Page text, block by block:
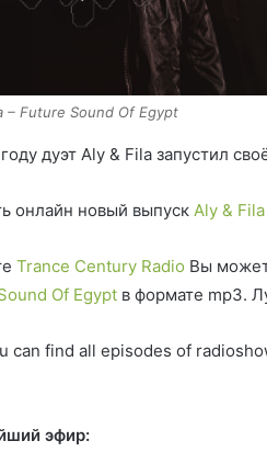
– Future Sound Of Egypt
дуэт Aly & Fila запустил
онлайн новый выпуск Aly &
Trance Century Radio Вы
Of Egypt в формате mp3.
can find all episodes of
эфир: